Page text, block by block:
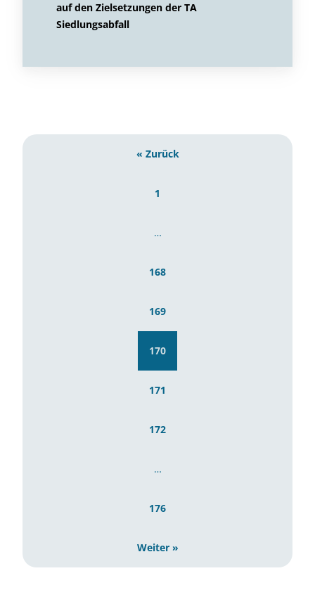
auf den Zielsetzungen der TA
Siedlungsabfall
« Zurück
1
…
168
169
170
171
172
…
176
Weiter »